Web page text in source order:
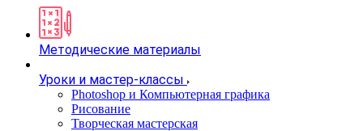
Методические материалы
Уроки и мастер-классы
Photoshop и Компьютерная графика
Рисование
Творческая мастерская